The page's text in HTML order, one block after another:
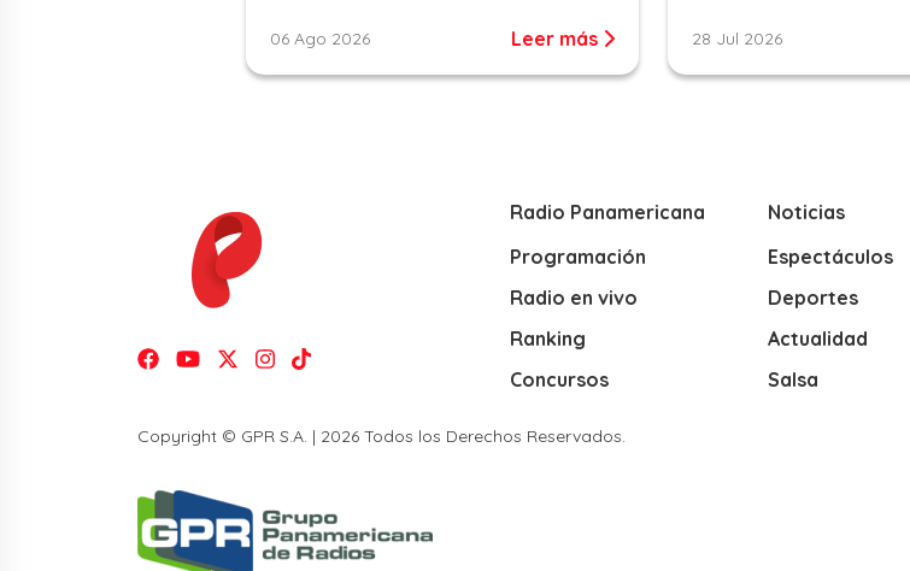
06 Ago 2026 Leer más 28 Jul 2026
Radio Panamericana
Programación
Radio en vivo
Ranking
Concursos
Noticias
Espectáculos
Deportes
Actualidad
Salsa
Copyright © GPR S.A. | 2026 Todos los Derechos Reservados.